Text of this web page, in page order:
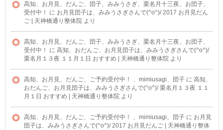
高知、お月見、だんご、団子、みみうさぎ、栗名月十三夜、お団子、
受付中！
に お月見団子は、みみうさぎさんで(^o^)/ 2017 お月見だん
ご | 天神橋通り整体院 より
高知、お月見、だんご、団子、みみうさぎ、栗名月十三夜、お団子、
受付中！
に 高知、おだんご、お月見団子は、みみうさぎさんで(^o^)/
栗名月１３夜 １１月１日 おすすめ | 天神橋通り整体院 より
高知、お月見、だんご、ご予約受付中！ 、mimiusagi、団子 に 高知、
おだんご、お月見団子は、みみうさぎさんで(^o^)/ 栗名月１３夜 １１
月１日 おすすめ | 天神橋通り整体院 より
高知、お月見、だんご、ご予約受付中！ 、mimiusagi、団子 に お月見
団子は、みみうさぎさんで(^o^)/ 2017 お月見だんご | 天神橋通り整体